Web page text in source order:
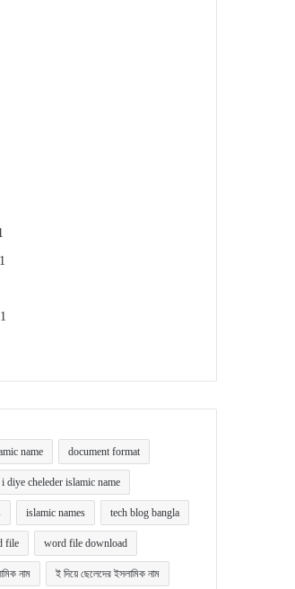
name document format
i diye cheleder islamic name
islamic names tech blog bangla
file word file download
নাম ই দিয়ে ছেলেদের ইসলামিক নাম